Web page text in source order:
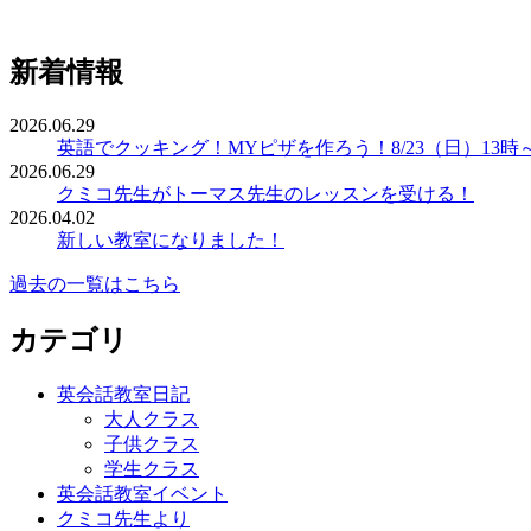
新着情報
2026.06.29
英語でクッキング！MYピザを作ろう！8/23（日）13時
2026.06.29
クミコ先生がトーマス先生のレッスンを受ける！
2026.04.02
新しい教室になりました！
過去の一覧はこちら
カテゴリ
英会話教室日記
大人クラス
子供クラス
学生クラス
英会話教室イベント
クミコ先生より